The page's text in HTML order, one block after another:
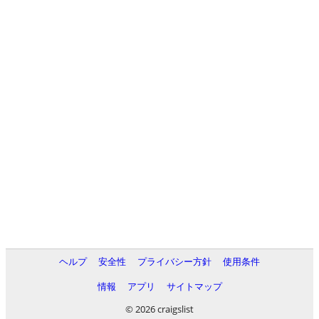
ヘルプ 安全性 プライバシー方針
使用条件
情報
アプリ
サイトマップ
© 2026 craigslist